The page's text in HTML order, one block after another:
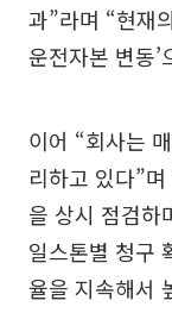
과”라며 “현재
운전자본 변동
이어 “회사는
리하고 있다”
을 상시 점검하
일스톤별 청구
율을 지속해서